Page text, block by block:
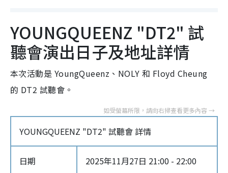
YOUNGQUEENZ "DT2" 試
聽會演出日子及地址詳情
本次活動是 YoungQueenz、NOLY 和 Floyd Cheung
的 DT2 試聽會。
YOUNGQUEENZ "DT2" 試聽會 詳情
日期 2025年11月27日 21:00 - 22:00